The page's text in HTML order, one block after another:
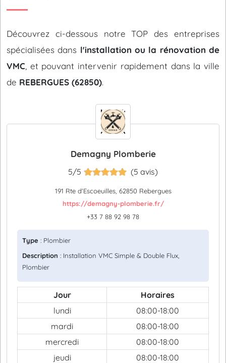
Découvrez ci-dessous notre TOP des entreprises
spécialisées dans l'installation ou la rénovation de
VMC , et pouvant intervenir rapidement dans la ville
de REBERGUES (62850).
Demagny Plomberie
5/5 (5 avis)
191 Rte d'Escoeuilles, 62850 Rebergues
https://demagny-plomberie.fr/
+33 7 88 92 98 78
Type : Plombier
Description : Installation VMC Simple & Double Flux,
Plombier
Jour
Horaires
lundi
08:00-18:00
mardi
08:00-18:00
mercredi
08:00-18:00
jeudi
08:00-18:00